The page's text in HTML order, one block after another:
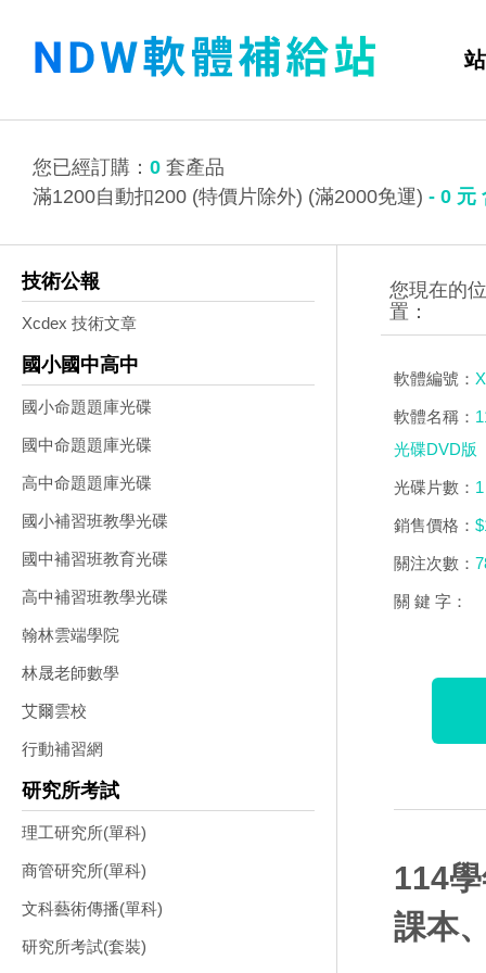
您已經訂購： 0 套產品
滿1200自動扣200 (特價片除外) (滿2000免運) - 0 元
技術公報
Xcdex 技術文章
國小國中高中
國小命題題庫光碟
國中命題題庫光碟
高中命題題庫光碟
國小補習班教學光碟
國中補習班教育光碟
高中補習班教學光碟
翰林雲端學院
林晟老師數學
艾爾雲校
行動補習網
研究所考試
理工研究所(單科)
商管研究所(單科)
文科藝術傳播(單科)
研究所考試(套裝)
軟體編號：
軟體名稱：
光碟DVD版
光碟片數： 1
銷售價格：
關注次數：
關 鍵 字：
114
課本